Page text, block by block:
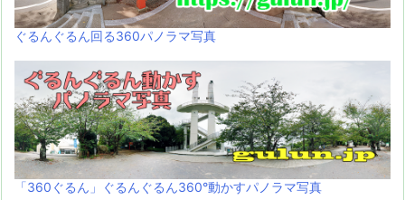
ぐるんぐるん回る360パノラマ写真
「360ぐるん」ぐるんぐるん360°動かすパノラマ写真